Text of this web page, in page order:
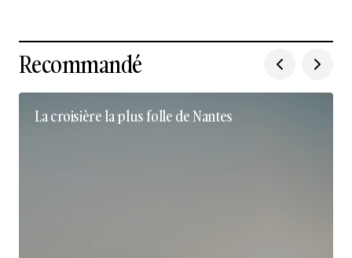
Recommandé
La croisière la plus folle de Nantes